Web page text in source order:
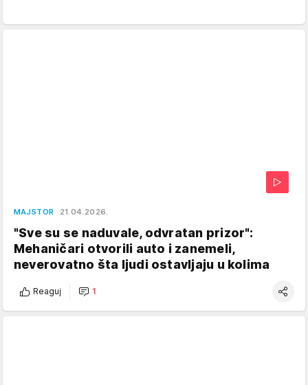
MAJSTOR 21.04.2026.
"Sve su se naduvale, odvratan prizor":
Mehaničari otvorili auto i zanemeli,
neverovatno šta ljudi ostavljaju u kolima
Reaguj 1